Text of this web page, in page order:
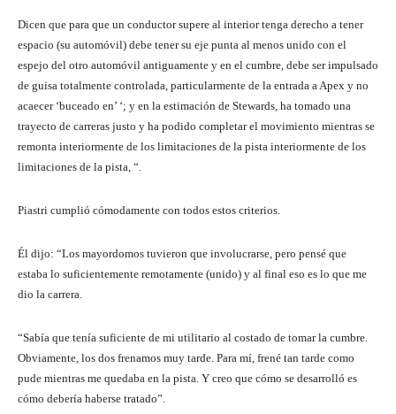
Dicen que para que un conductor supere al interior tenga derecho a tener
espacio (su automóvil) debe tener su eje punta al menos unido con el
espejo del otro automóvil antiguamente y en el cumbre, debe ser impulsado
de guisa totalmente controlada, particularmente de la entrada a Apex y no
acaecer ‘buceado en’ ‘; y en la estimación de Stewards, ha tomado una
trayecto de carreras justo y ha podido completar el movimiento mientras se
remonta interiormente de los limitaciones de la pista interiormente de los
limitaciones de la pista, “.
Piastri cumplió cómodamente con todos estos criterios.
Él dijo: “Los mayordomos tuvieron que involucrarse, pero pensé que
estaba lo suficientemente remotamente (unido) y al final eso es lo que me
dio la carrera.
“Sabía que tenía suficiente de mi utilitario al costado de tomar la cumbre.
Obviamente, los dos frenamos muy tarde. Para mí, frené tan tarde como
pude mientras me quedaba en la pista. Y creo que cómo se desarrolló es
cómo debería haberse tratado”.